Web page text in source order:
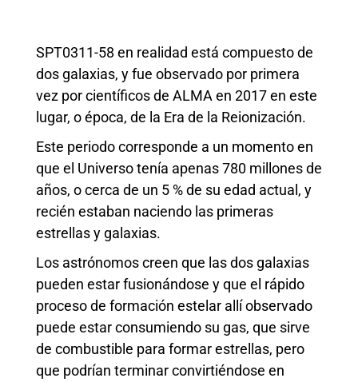
SPT0311-58 en realidad está compuesto de
dos galaxias, y fue observado por primera
vez por científicos de ALMA en 2017 en este
lugar, o época, de la Era de la Reionización.
Este periodo corresponde a un momento en
que el Universo tenía apenas 780 millones de
años, o cerca de un 5 % de su edad actual, y
recién estaban naciendo las primeras
estrellas y galaxias.
Los astrónomos creen que las dos galaxias
pueden estar fusionándose y que el rápido
proceso de formación estelar allí observado
puede estar consumiendo su gas, que sirve
de combustible para formar estrellas, pero
que podrían terminar convirtiéndose en